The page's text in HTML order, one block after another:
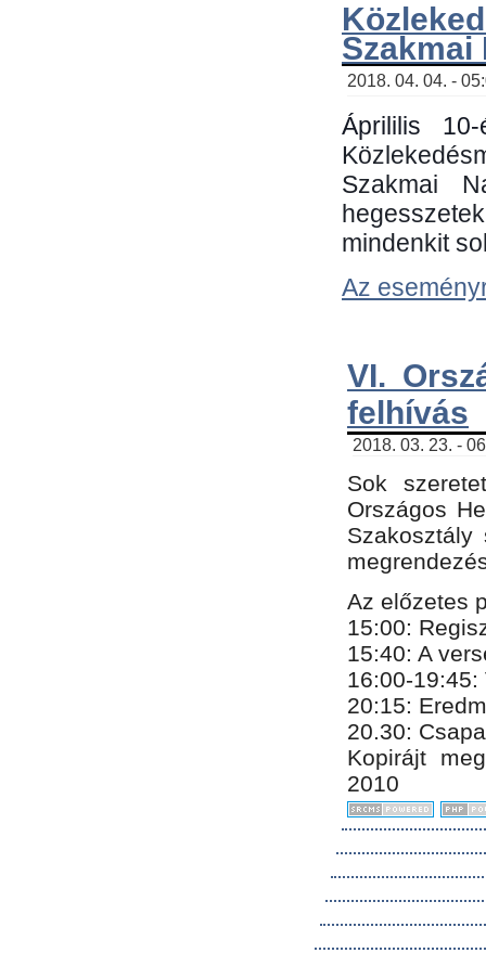
Szakmai
2018. 04. 04. -
Áprililis
Szakmai
mindenkit
Az
VI.
felhívás
2018. 03. 23. -
Sok
Országos
Az előzetes
15:00:
15:40: A
16:00-19:45:
20:​15​:
​20.30:
Kopirájt
2010